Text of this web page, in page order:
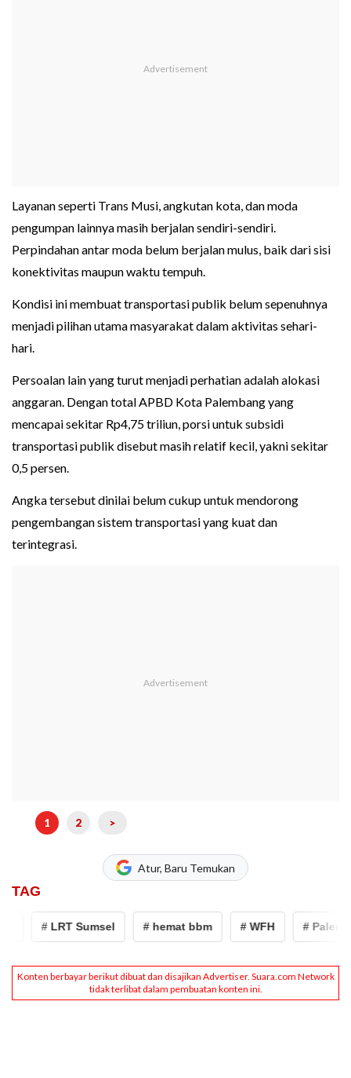
Layanan seperti Trans Musi, angkutan kota, dan moda
pengumpan lainnya masih berjalan sendiri-sendiri.
Perpindahan antar moda belum berjalan mulus, baik dari sisi
konektivitas maupun waktu tempuh.
Kondisi ini membuat transportasi publik belum sepenuhnya
menjadi pilihan utama masyarakat dalam aktivitas sehari-
hari.
Persoalan lain yang turut menjadi perhatian adalah alokasi
anggaran. Dengan total APBD Kota Palembang yang
mencapai sekitar Rp4,75 triliun, porsi untuk subsidi
transportasi publik disebut masih relatif kecil, yakni sekitar
0,5 persen.
Angka tersebut dinilai belum cukup untuk mendorong
pengembangan sistem transportasi yang kuat dan
terintegrasi.
1 2 >
Atur, Baru Temukan
TAG
# LRT Sumsel # hemat bbm # WFH # Palembang